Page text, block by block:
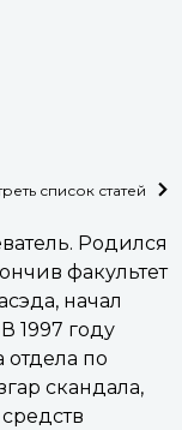
список статей
Родился
факультет
начал
1997 году
отдела по
скандала,